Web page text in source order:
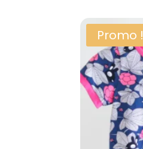
Promo !